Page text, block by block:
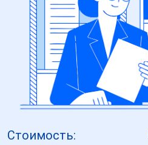
Стоимость: